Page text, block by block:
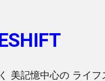
美記憶中心の ライフ